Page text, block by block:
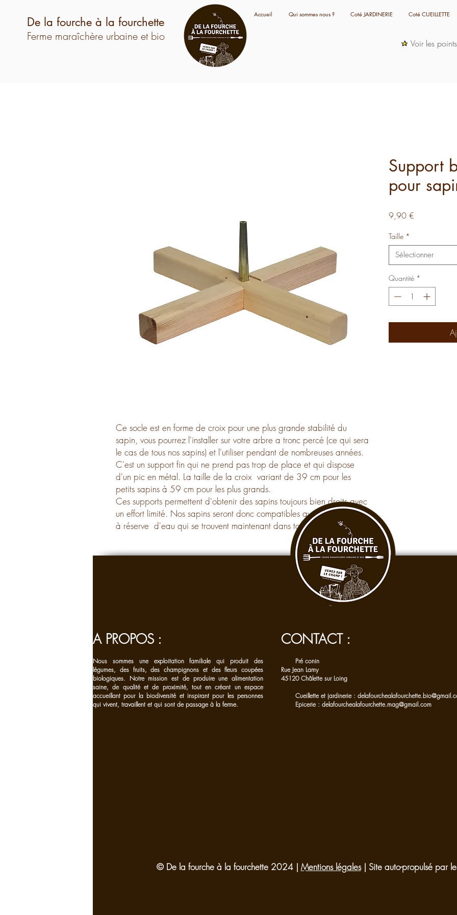
De la fourche à la fourchette
Ferme maraîchère urbaine et bio
Accueil Qui sommes nous ? Coté JARDINERIE Coté CUEILLETTE
Voir les points
Ce socle est en forme de croix pour une plus grande stabilité du
sapin, vous pourrez l'installer sur votre arbre a tronc percé (ce qui sera
le cas de tous nos sapins) et l'utiliser pendant de nombreuses années.
C'est un support fin qui ne prend pas trop de place et qui dispose
d'un pic en métal. La taille de la croix variant de 39 cm pour les
petits sapins à 59 cm pour les plus grands.
Ces supports permettent d'obtenir des sapins toujours bien droits avec
un effort limité. Nos sapins seront donc compatibles avec les supports
à réserve d'eau qui se trouvent maintenant dans toutes les jardineries.
Support
pour
9,90 €
Taille *
Sélectionner
Quantité *
A PROPOS :
Nous sommes une exploitation familiale qui produit des
légumes, des fruits, des champignons et des fleurs coupées
biologiques. Notre mission est de produire une alimentation
saine, de qualité et de proximité, tout en créant un espace
accueillant pour la biodiversité et inspirant pour les personnes
qui vivent, travaillent et qui sont de passage à la ferme.
CONTACT :
Pré conin
Rue Jean Lamy
45120 Châlette sur Loing
Cueillette et jardinerie :
Epicerie : delafourchealafourchette.mag@gmail.com
© De la fourche à la fourchette 2024 | Mentions légales| Site auto-propulsé par